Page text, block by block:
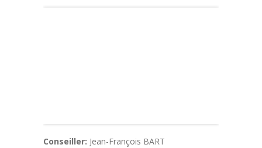
Conseiller: Jean-François BART